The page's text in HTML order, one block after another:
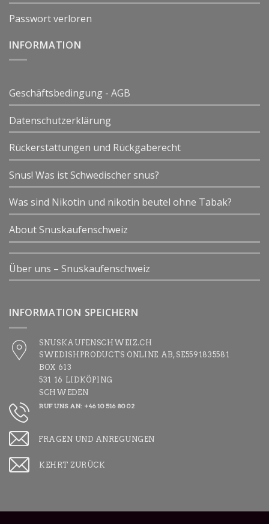
Passwort verloren
INFORMATION
Geschäftsbedingung - AGB
Datenschutzerklärung
Rückerstattungen und Rückgaberecht
Snus! Was ist Schwedischer snus?
Was sind Nikotin und nikotin beutel ohne Tabak?
About Snuskaufenschweiz
Über uns – Snuskaufenschweiz
INFORMATION SPEICHERN
SNUSKAUFENSCHWEIZ.CH
SWEDISHPRODUCTS ONLINE AB, SE5591835581
BOX 613
531 16 LIDKÖPING
SCHWEDEN
RUF UNS AN: +46 10 516 80 02
FRAGEN UND ANREGUNGEN
KEHRT ZURÜCK